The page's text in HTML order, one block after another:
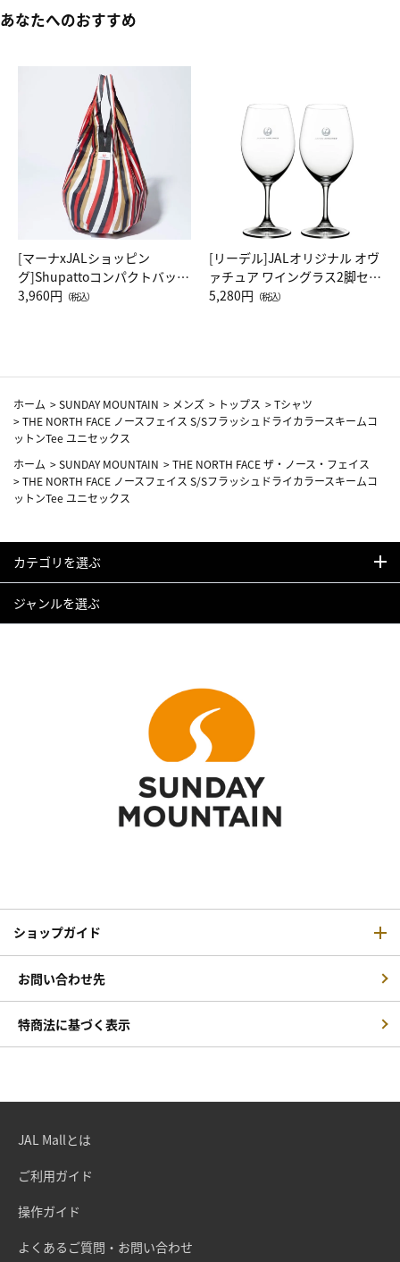
あなたへのおすすめ
[マーナxJALショッピン
グ]Shupattoコンパクトバッグ
Drop JAL客室乗務員（LC）ス
3,960円 （税込）
[リーデル]JALオリジナル オヴ
ァチュア ワイングラス2脚セッ
ト（レッドワイン）
5,280円 （税込）
ホーム >SUNDAY MOUNTAIN > メンズ > トップス >Tシャツ
>THE NORTH FACE ノースフェイス S/Sフラッシュドライカラースキームコ
ットンTee ユニセックス
ホーム >SUNDAY MOUNTAIN >THE NORTH FACE ザ・ノース・フェイス
>THE NORTH FACE ノースフェイス S/Sフラッシュドライカラースキームコ
ットンTee ユニセックス
カテゴリを選ぶ
ジャンルを選ぶ
ショップガイド
お問い合わせ先
特商法に基づく表示
JAL Mallとは
ご利用ガイド
操作ガイド
よくあるご質問・お問い合わせ